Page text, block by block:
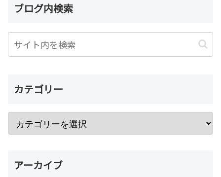
ブログ内検索
カテゴリー
アーカイブ